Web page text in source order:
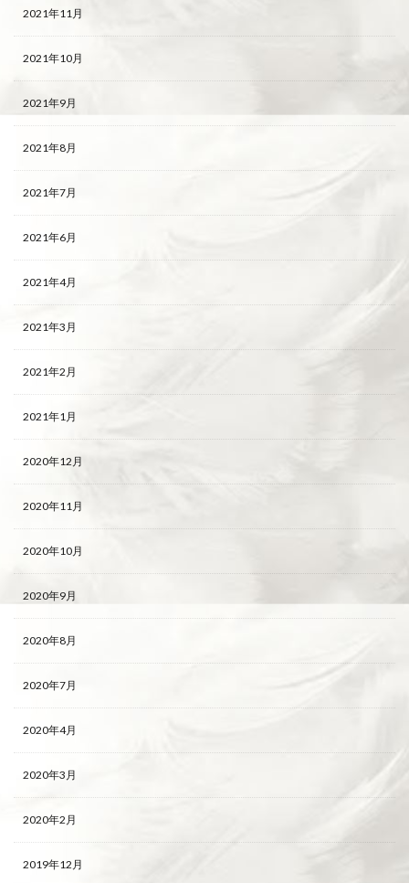
2021年11月
2021年10月
2021年9月
2021年8月
2021年7月
2021年6月
2021年4月
2021年3月
2021年2月
2021年1月
2020年12月
2020年11月
2020年10月
2020年9月
2020年8月
2020年7月
2020年4月
2020年3月
2020年2月
2019年12月